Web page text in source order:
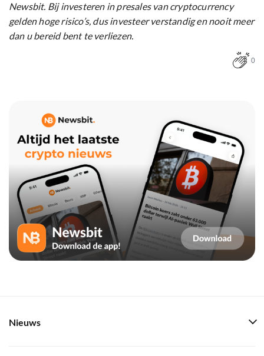
Newsbit. Bij investeren in presales van cryptocurrency
gelden hoge risico’s, dus investeer verstandig en nooit meer
dan u bereid bent te verliezen.
0
Nieuws